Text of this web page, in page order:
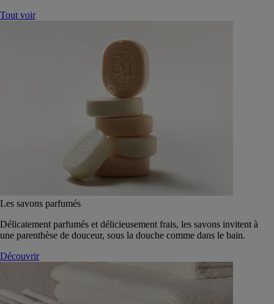
Tout voir
Les savons parfumés
Délicatement parfumés et délicieusement frais, les savons invitent à
une parenthèse de douceur, sous la douche comme dans le bain.
Découvrir